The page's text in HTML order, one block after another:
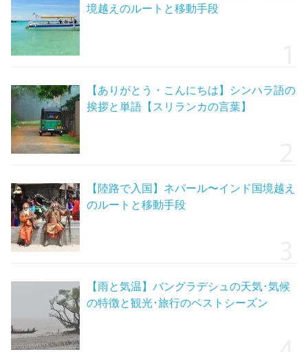
境越えのルートと移動手段
【ありがとう・こんにちは】シンハラ語の
挨拶と単語【スリランカの言葉】
【陸路で入国】ネパール〜インド国境越え
のルートと移動手段
【雨と気温】バングラデシュの天気･気候
の特徴と観光･旅行のベストシーズン